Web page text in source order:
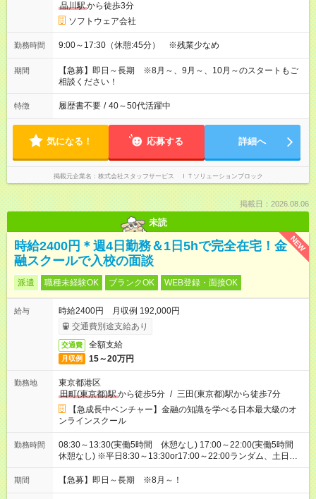
品川駅から徒歩3分
ソフトウェア会社
勤務時間 9:00～17:30（休憩:45分） ※残業少なめ
期間
【急募】即日～長期 ※8月～、9月～、10月～のスタートもご
相談ください！
特徴 履歴書不要 / 40～50代活躍中
気になる！ 応募する 詳細へ
掲載元企業名 株式会社スタッフサービス ＩＴソリューションブロック
掲載日：2026.08.06
未読
NEW
時給2400円＊週4日勤務＆1日5hで完全在宅！金
融スクールで入校の面談
派遣 職種未経験OK ブランクOK WEB登録・面接OK
給与
時給2400円 月収例 192,000円
交通費別途支給あり
交通費 全額支給
月収例 15～20万円
勤務地
東京都港区
田町(東京都)駅から徒歩5分 / 三田(東京都)駅から徒歩7分
【急成長中ベンチャー】金融の知識を学べる日本最大級のオ
ンラインスクール
勤務時間
08:30～13:30(実働5時間 休憩なし) 17:00～22:00(実働5時間
休憩なし) ※平日8:30～13:30or17:00～22:00ランダム、土日祝
は時間指定なしで固定
期間 【急募】即日～長期 ※8月～！